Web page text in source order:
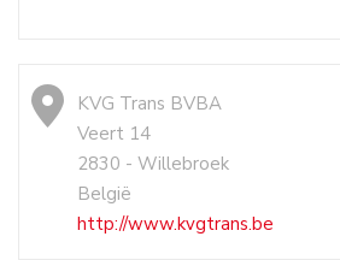
KVG Trans BVBA
Veert 14
2830 - Willebroek
België
http://www.kvgtrans.be